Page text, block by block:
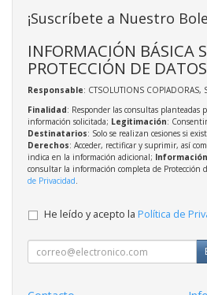
¡Suscríbete a Nuestro
INFORMACIÓN BÁSICA
PROTECCIÓN DE DATOS
Responsable: CTSOLUTIONS COPIADORAS,
Finalidad: Responder las consultas planteadas
información solicitada; Legitimación:
Destinatarios: Solo se realizan cesiones si
Derechos: Acceder, rectificar y suprimir, así
indica en la información adicional;
consultar la información completa de Protección
de Privacidad.
He leído y acepto la Política de